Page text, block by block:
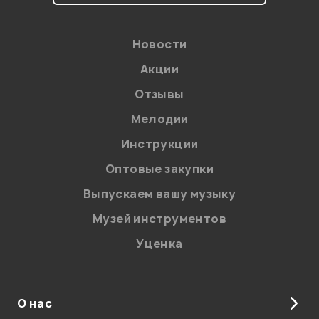
на обработку персональных данных в
Политикой в отношении обработки
персональных данных.
Введите проверочное число:
Отправить
Новости
Акции
Отзывы
Мелодии
Инструкции
Оптовые закупки
Выпускаем вашу музыку
Музей инструментов
Уценка
О нас